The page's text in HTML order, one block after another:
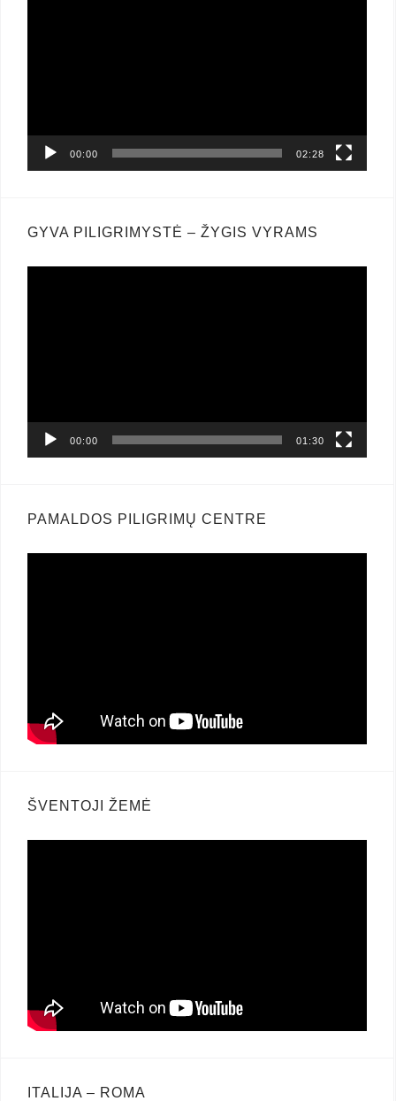
00:00 02:28
GYVA PILIGRIMYSTĖ – ŽYGIS VYRAMS
00:00 01:30
PAMALDOS PILIGRIMŲ CENTRE
ŠVENTOJI ŽEMĖ
ITALIJA – ROMA